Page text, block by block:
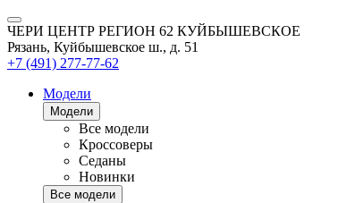
ЧЕРИ ЦЕНТР РЕГИОН 62 КУЙБЫШЕВСКОЕ
Рязань, Куйбышевское ш., д. 51
+7 (491) 277-77-62
Модели
Модели
Все модели
Кроссоверы
Седаны
Новинки
Все модели